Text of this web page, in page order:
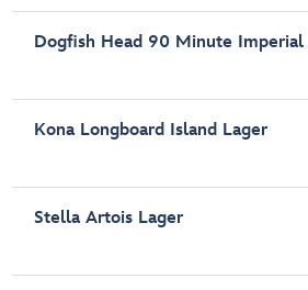
Dogfish Head 90 Minute Imperial
Kona Longboard Island Lager
Stella Artois Lager